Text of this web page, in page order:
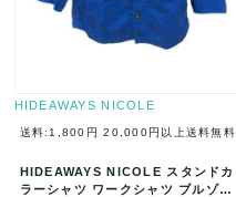
HIDEAWAYS NICOLE
送料:1,800円 20,000円以上送料無料
HIDEAWAYS NICOLE スタンドカ
ラーシャツ ワークシャツ ブルゾン